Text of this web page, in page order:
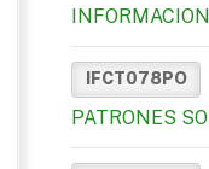
IFCT078PO
PATRONES